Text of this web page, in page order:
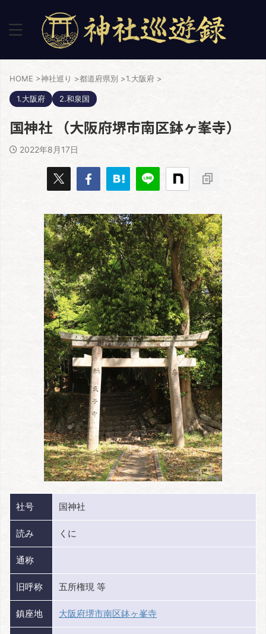
HOME >神社巡り >都道府県別 >1.大阪府 >
1.大阪府 2.和泉国
国神社 （大阪府堺市南区鉢ヶ峯寺）
2022年8月17日
社号 国神社
読み くに
通称
旧呼称 五所権現 等
鎮座地 大阪府堺市南区鉢ヶ峯寺